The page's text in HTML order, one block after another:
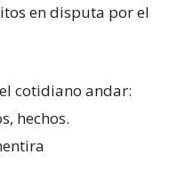
en disputa por el
cotidiano andar:
hechos.